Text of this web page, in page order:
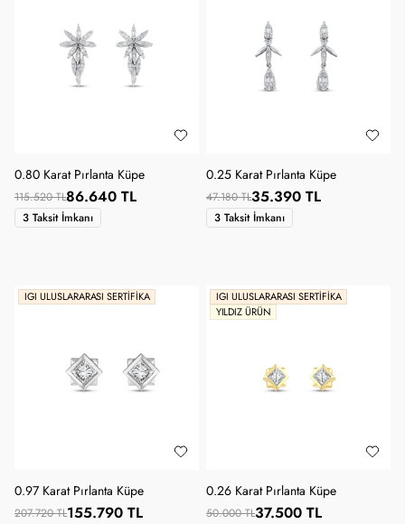
0.80 Karat Pırlanta Küpe
115.520 TL86.640 TL
3 Taksit İmkanı
0.25 Karat Pırlanta Küpe
47.180 TL35.390 TL
3 Taksit İmkanı
IGI ULUSLARARASI SERTIFIKA
0.97 Karat Pırlanta Küpe
207.720 TL155.790 TL
IGI ULUSLARARASI SERTIFIKA
YILDIZ ÜRÜN
0.26 Karat Pırlanta Küpe
50.000 TL37.500 TL